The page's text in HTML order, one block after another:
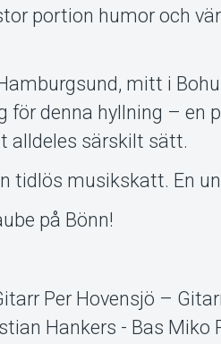
portion humor och
mitt i
för denna hyllning – en
alldeles särskilt sätt.
tidlös musikskatt. En
på Bönn!
Per Hovensjö –
Hankers - Bas Miko